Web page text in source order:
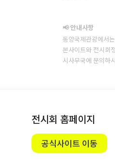
📢 안내사항
동양국제관광에서
본사이트와 전시회
시사무국에 문의하
전시회 홈페이지
공식사이트 이동